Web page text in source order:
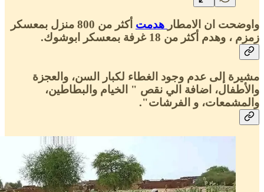
واوضحت ان الامطار هدمت
أكثر من 800 منزل بمعسكر
زمزم ، وهدم أكثر من 18 غرفة بمعسكر ابوشوك.
مشيرة إلى عدم وجود الغطاء لكبار السن، والعجزة
والأطفال، اضافة الي نقص " الخيام والبطاطين،
والمشمعات، و الفرشات".